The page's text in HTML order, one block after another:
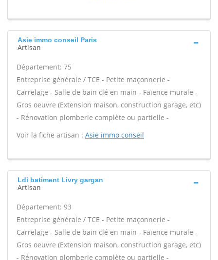
Asie immo conseil Paris
Artisan
Département: 75
Entreprise générale / TCE - Petite maçonnerie -
Carrelage - Salle de bain clé en main - Faïence murale -
Gros oeuvre (Extension maison, construction garage, etc)
- Rénovation plomberie complète ou partielle -
Voir la fiche artisan : Asie immo conseil
Ldi batiment Livry gargan
Artisan
Département: 93
Entreprise générale / TCE - Petite maçonnerie -
Carrelage - Salle de bain clé en main - Faïence murale -
Gros oeuvre (Extension maison, construction garage, etc)
- Rénovation plomberie complète ou partielle -